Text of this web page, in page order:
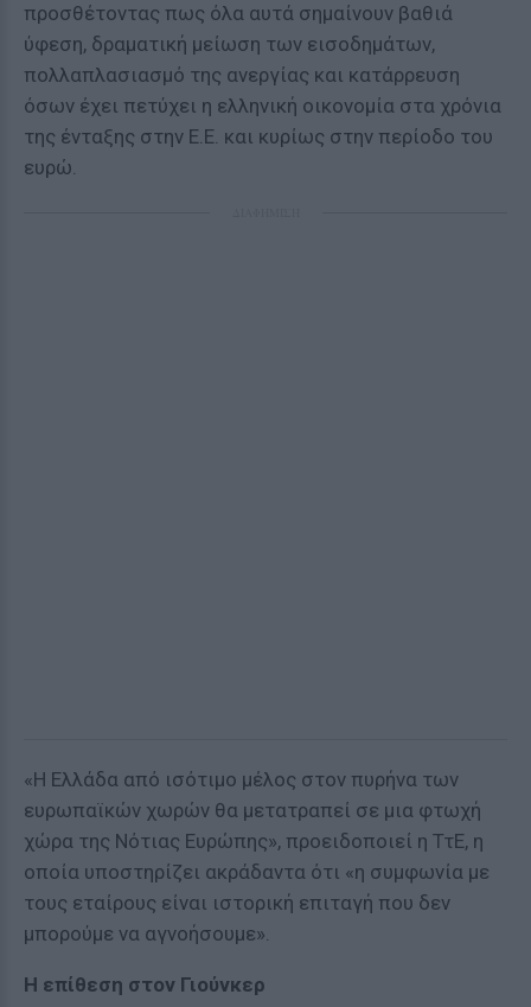
προσθέτοντας πως όλα αυτά σημαίνουν βαθιά
ύφεση, δραματική μείωση των εισοδημάτων,
πολλαπλασιασμό της ανεργίας και κατάρρευση
όσων έχει πετύχει η ελληνική οικονομία στα χρόνια
της ένταξης στην Ε.Ε. και κυρίως στην περίοδο του
ευρώ.
«Η Ελλάδα από ισότιμο μέλος στον πυρήνα των
ευρωπαϊκών χωρών θα μετατραπεί σε μια φτωχή
χώρα της Νότιας Ευρώπης», προειδοποιεί η ΤτΕ, η
οποία υποστηρίζει ακράδαντα ότι «η συμφωνία με
τους εταίρους είναι ιστορική επιταγή που δεν
μπορούμε να αγνοήσουμε».
Η επίθεση στον Γιούνκερ